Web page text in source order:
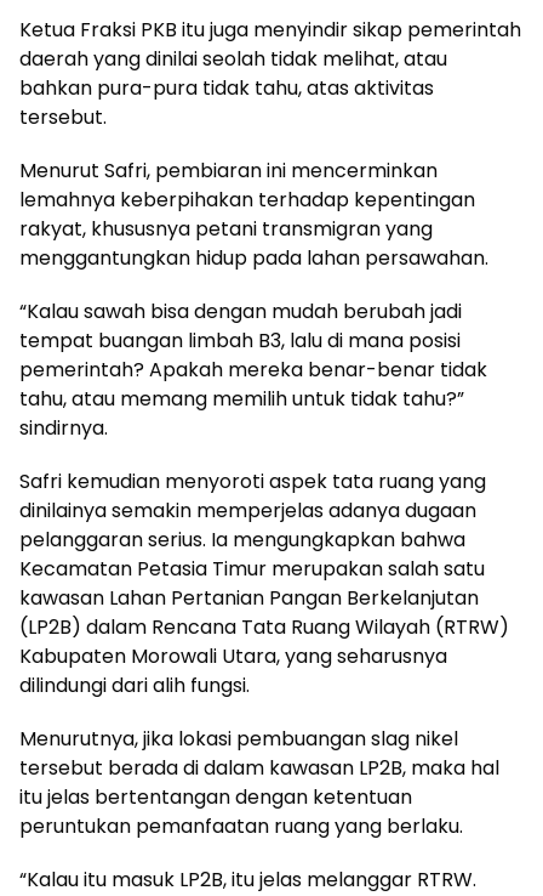
Ketua Fraksi PKB itu juga menyindir sikap pemerintah
daerah yang dinilai seolah tidak melihat, atau
bahkan pura-pura tidak tahu, atas aktivitas
tersebut.
Menurut Safri, pembiaran ini mencerminkan
lemahnya keberpihakan terhadap kepentingan
rakyat, khususnya petani transmigran yang
menggantungkan hidup pada lahan persawahan.
“Kalau sawah bisa dengan mudah berubah jadi
tempat buangan limbah B3, lalu di mana posisi
pemerintah? Apakah mereka benar-benar tidak
tahu, atau memang memilih untuk tidak tahu?”
sindirnya.
Safri kemudian menyoroti aspek tata ruang yang
dinilainya semakin memperjelas adanya dugaan
pelanggaran serius. Ia mengungkapkan bahwa
Kecamatan Petasia Timur merupakan salah satu
kawasan Lahan Pertanian Pangan Berkelanjutan
(LP2B) dalam Rencana Tata Ruang Wilayah (RTRW)
Kabupaten Morowali Utara, yang seharusnya
dilindungi dari alih fungsi.
Menurutnya, jika lokasi pembuangan slag nikel
tersebut berada di dalam kawasan LP2B, maka hal
itu jelas bertentangan dengan ketentuan
peruntukan pemanfaatan ruang yang berlaku.
“Kalau itu masuk LP2B, itu jelas melanggar RTRW.